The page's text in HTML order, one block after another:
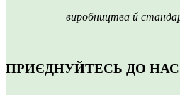
виробництва й
ПРИЄДНУЙТЕСЬ ДО